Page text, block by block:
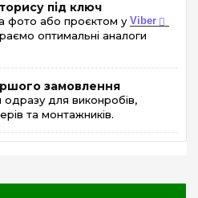
під ключ
фото або проєктом у Viber
оптимальні аналоги
замовлення
одразу для виконробів,
та монтажників.